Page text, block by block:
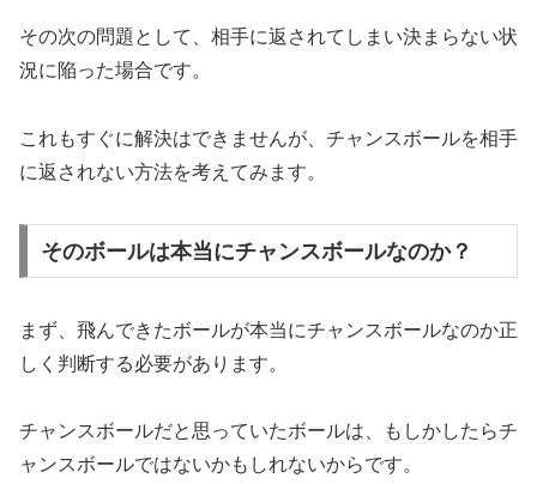
その次の問題として、相手に返されてしまい決まらない状
況に陥った場合です。
これもすぐに解決はできませんが、チャンスボールを相手
に返されない方法を考えてみます。
そのボールは本当にチャンスボールなのか？
まず、飛んできたボールが本当にチャンスボールなのか正
しく判断する必要があります。
チャンスボールだと思っていたボールは、もしかしたらチ
ャンスボールではないかもしれないからです。